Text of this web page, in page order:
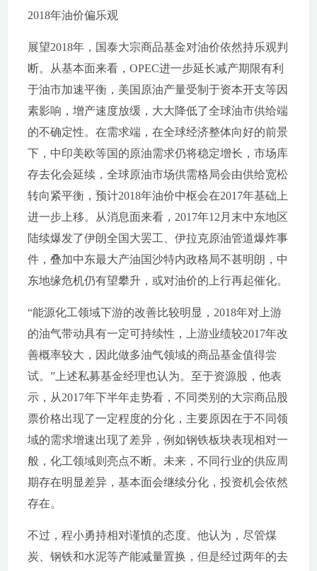
2018年油价偏乐观
展望2018年，国泰大宗商品基金对油价依然持乐观判
断。从基本面来看，OPEC进一步延长减产期限有利
于油市加速平衡，美国原油产量受制于资本开支等因
素影响，增产速度放缓，大大降低了全球油市供给端
的不确定性。在需求端，在全球经济整体向好的前景
下，中印美欧等国的原油需求仍将稳定增长，市场库
存去化会延续，全球原油市场供需格局会由供给宽松
转向紧平衡，预计2018年油价中枢会在2017年基础上
进一步上移。从消息面来看，2017年12月末中东地区
陆续爆发了伊朗全国大罢工、伊拉克原油管道爆炸事
件，叠加中东最大产油国沙特内政格局不甚明朗，中
东地缘危机仍有望攀升，或对油价的上行再起催化。
“能源化工领域下游的改善比较明显，2018年对上游
的油气带动具有一定可持续性，上游业绩较2017年改
善概率较大，因此做多油气领域的商品基金值得尝
试。”上述私募基金经理也认为。至于资源股，他表
示，从2017年下半年走势看，不同类别的大宗商品股
票价格出现了一定程度的分化，主要原因在于不同领
域的需求增速出现了差异，例如钢铁板块表现相对一
般，化工领域则亮点不断。未来，不同行业的供应周
期存在明显差异，基本面会继续分化，投资机会依然
存在。
不过，程小勇持相对谨慎的态度。他认为，尽管煤
炭、钢铁和水泥等产能减量置换，但是经过两年的去